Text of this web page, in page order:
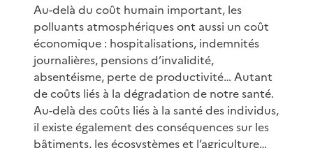
Au-delà du coût humain important, les
polluants atmosphériques ont aussi un coût
économique : hospitalisations, indemnités
journalières, pensions d’invalidité,
absentéisme, perte de productivité… Autant
de coûts liés à la dégradation de notre santé.
Au-delà des coûts liés à la santé des individus,
il existe également des conséquences sur les
bâtiments, les écosystèmes et l’agriculture…